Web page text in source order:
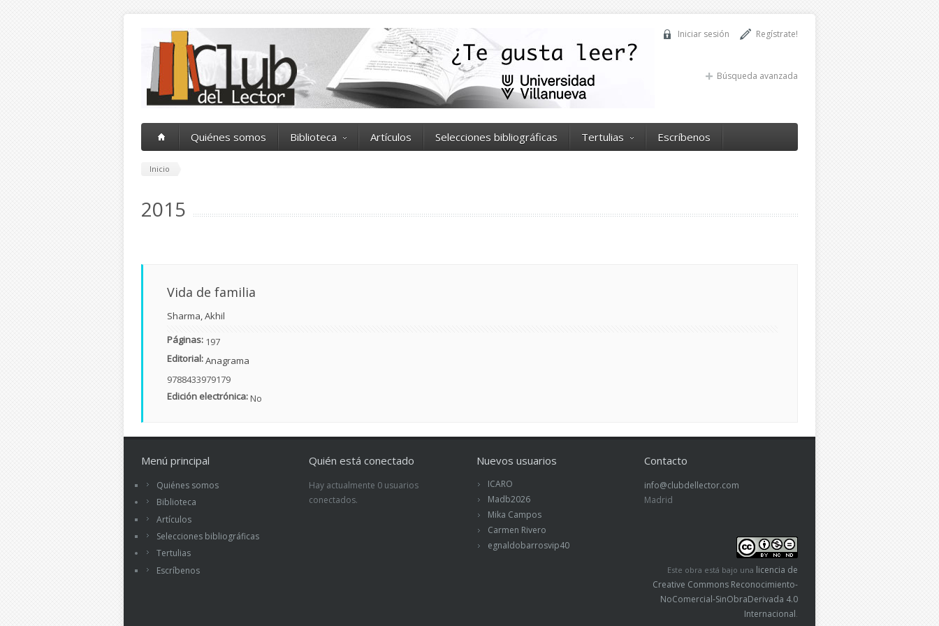
Regístrate!
Iniciar sesión
Búsqueda avanzada
Quiénes somos Biblioteca Artículos Selecciones bibliográficas Tertulias Escríbenos
Inicio
2015
Vida de familia
Sharma, Akhil
Páginas: 197
Editorial:Anagrama
9788433979179
Edición electrónica:No
Menú principal
Quiénes somos
Biblioteca
Artículos
Selecciones bibliográficas
Tertulias
Escríbenos
Quién está conectado
Hay actualmente 0 usuarios
conectados.
Nuevos usuarios
ICARO
Madb2026
Mika Campos
Carmen Rivero
egnaldobarrosvip40
Contacto
info@clubdellector.com
Madrid
Este obra está bajo una licencia de
Creative Commons Reconocimiento-
NoComercial-SinObraDerivada 4.0
Internacional